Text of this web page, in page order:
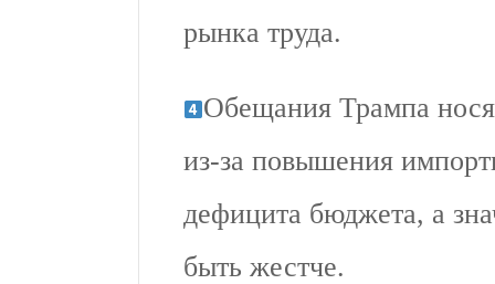
рынка труда.
Обещания Трампа
из-за повышения
дефицита бюджета, а
быть жестче.